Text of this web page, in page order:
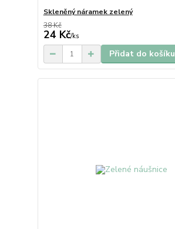
Skleněný náramek zelený
38 Kč
24 Kč/ks
Přidat do košíku